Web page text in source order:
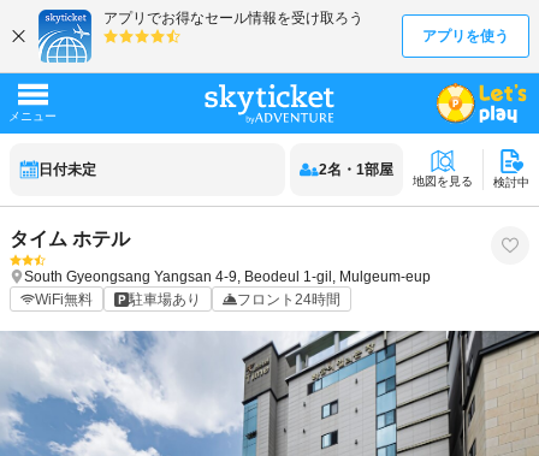
日付未定 2名 ・ 1部屋
地図を見る 検討中
タイム ホテル
South Gyeongsang Yangsan 4-9, Beodeul 1-gil, Mulgeum-eup
WiFi無料
駐車場あり フロント24時間